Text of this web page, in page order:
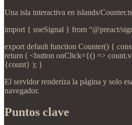
Una isla interactiva en islands/
import { useSignal } from “@preact/
export default function Counter() {
return ( <button onClick={() =>
{count} ); }
El servidor renderiza la página y solo
navegador.
Puntos clave